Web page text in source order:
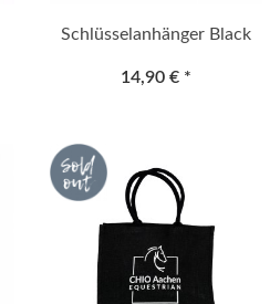
Schlüsselanhänger Black
14,90 € *